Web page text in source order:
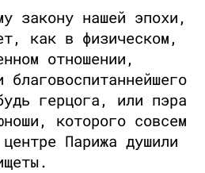
закону нашей эпохи,
как в физическом,
отношении,
благовоспитаннейшего
герцога, или пэра
которого совсем
Парижа душили